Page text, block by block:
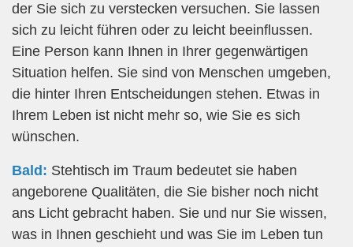
der Sie sich zu verstecken versuchen. Sie lassen
sich zu leicht führen oder zu leicht beeinflussen.
Eine Person kann Ihnen in Ihrer gegenwärtigen
Situation helfen. Sie sind von Menschen umgeben,
die hinter Ihren Entscheidungen stehen. Etwas in
Ihrem Leben ist nicht mehr so, wie Sie es sich
wünschen.
Bald: Stehtisch im Traum bedeutet sie haben
angeborene Qualitäten, die Sie bisher noch nicht
ans Licht gebracht haben. Sie und nur Sie wissen,
was in Ihnen geschieht und was Sie im Leben tun